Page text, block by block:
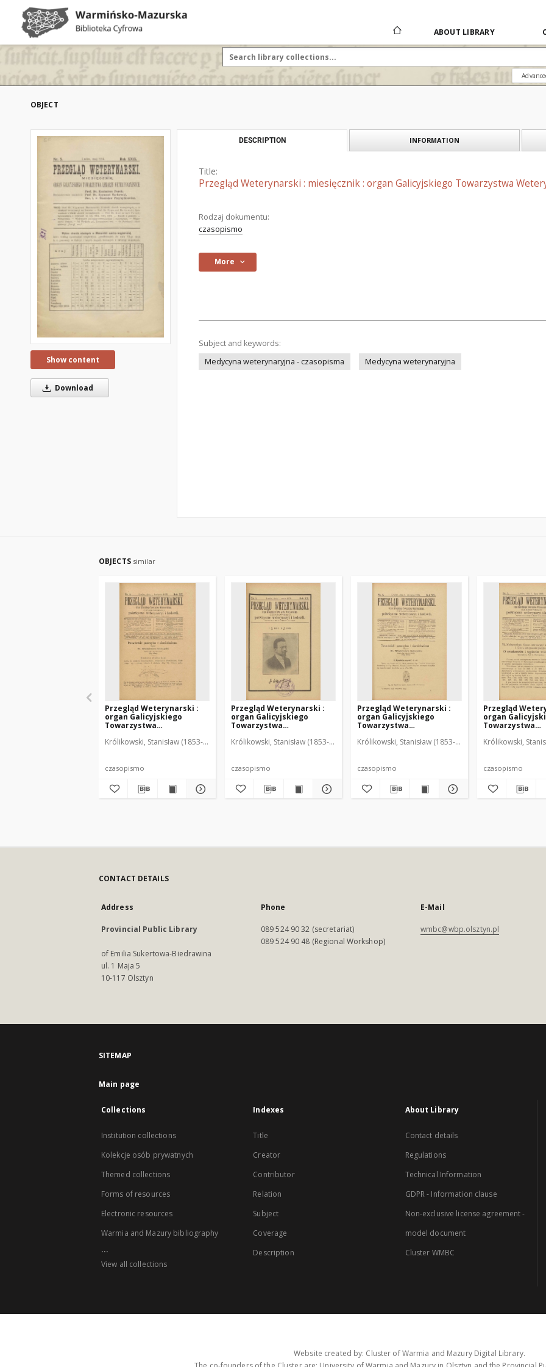
ABOUT LIBRARY
OBJECT
Show content
Download
DESCRIPTION INFORMATION
Title:
Przegląd Weterynarski : miesięcznik : organ Galicyjskiego Towarzystwa
Rodzaj dokumentu:
czasopismo
More
Subject and keywords:
Medycyna weterynaryjna - czasopisma
Medycyna weterynaryjna
OBJECTS similar
Przegląd Weterynarski :
organ Galicyjskiego
Towarzystwa
czasopismo poświęcone
Królikowski, Stanisław (1853-1924). Red.
czasopismo
Przegląd Weterynarski :
organ Galicyjskiego
Towarzystwa
czasopismo poświęcone
Królikowski, Stanisław (1853-1924). Red.
czasopismo
Przegląd Weterynarski :
organ Galicyjskiego
Towarzystwa
czasopismo poświęcone
Królikowski, Stanisław (1853-1924). Red.
czasopismo
Przegląd
organ
Towarzystwa
czasopismo
Królikowski,
czasopismo
CONTACT DETAILS
Address
Provincial Public Library
of Emilia Sukertowa-Biedrawina
ul. 1 Maja 5
10-117 Olsztyn
Phone
089 524 90 32 (secretariat)
089 524 90 48 (Regional Workshop)
E-Mail
wmbc@wbp.olsztyn.pl
SITEMAP
Main page
Collections
Institution collections
Kolekcje osób prywatnych
Themed collections
Forms of resources
Electronic resources
Warmia and Mazury bibliography
...
View all collections
Indexes
Title
Creator
Contributor
Relation
Subject
Coverage
Description
About Library
Contact details
Regulations
Technical Information
GDPR - Information clause
Non-exclusive license agreement -
model document
Cluster WMBC
Website created by: Cluster of Warmia and Mazury Digital Library.